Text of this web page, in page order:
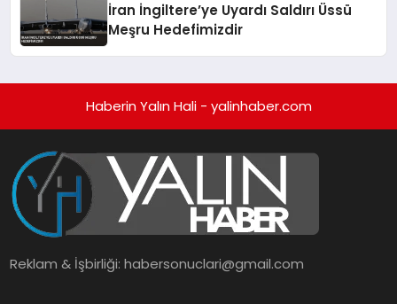
İran İngiltere’ye Uyardı Saldırı Üssü
Meşru Hedefimizdir
Haberin Yalın Hali - yalinhaber.com
Reklam & İşbirliği:habersonuclari@gmail.com